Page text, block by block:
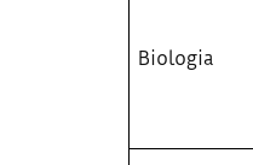
Biologia